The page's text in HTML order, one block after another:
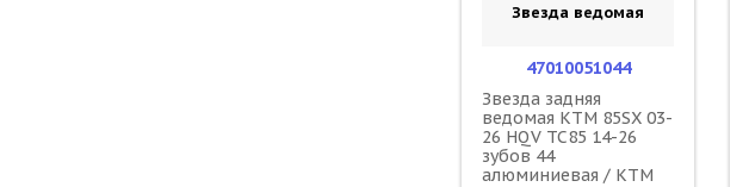
Звезда ведомая
47010051044
Звезда задняя
ведомая KTM 85SX 03-
26 HQV TC85 14-26
зубов 44
алюминиевая / KTM